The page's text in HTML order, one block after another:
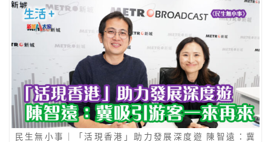
民生無小事｜「活現香港」助力發展深度遊 陳智遠：冀